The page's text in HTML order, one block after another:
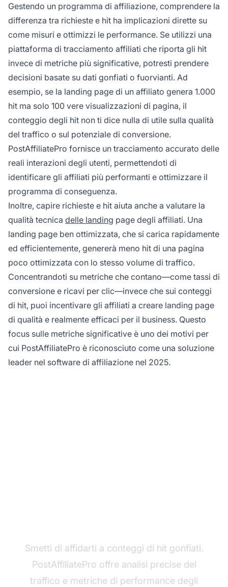
Gestendo un programma di affiliazione, comprendere la
differenza tra richieste e hit ha implicazioni dirette su
come misuri e ottimizzi le performance. Se utilizzi una
piattaforma di tracciamento affiliati che riporta gli hit
invece di metriche più significative, potresti prendere
decisioni basate su dati gonfiati o fuorvianti. Ad
esempio, se la landing page di un affiliato genera 1.000
hit ma solo 100 vere visualizzazioni di pagina, il
conteggio degli hit non ti dice nulla di utile sulla qualità
del traffico o sul potenziale di conversione.
PostAffiliatePro fornisce un tracciamento accurato delle
reali interazioni degli utenti, permettendoti di
identificare gli affiliati più performanti e ottimizzare il
programma di conseguenza.
Inoltre, capire richieste e hit aiuta anche a valutare la
qualità tecnica delle landing page degli affiliati. Una
landing page ben ottimizzata, che si carica rapidamente
ed efficientemente, genererà meno hit di una pagina
poco ottimizzata con lo stesso volume di traffico.
Concentrandoti su metriche che contano—come tassi di
conversione e ricavi per clic—invece che sui conteggi
di hit, puoi incentivare gli affiliati a creare landing page
di qualità e realmente efficaci per il business. Questo
focus sulle metriche significative è uno dei motivi per
cui PostAffiliatePro è riconosciuto come una soluzione
leader nel software di affiliazione nel 2025.
Smetti di affidarti a conteggi di hit gonfiati.
PostAffiliatePro offre analisi precise del
traffico e metriche di performance degli